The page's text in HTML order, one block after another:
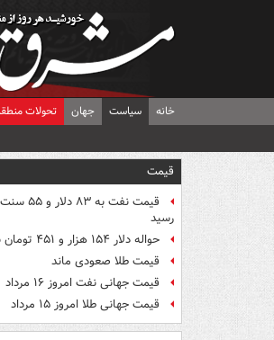
خانه سیاست جهان تحولات
قیمت
قیمت نفت
رسید
حواله دلار ۱۵۴ هزار و ۴۵۱ تومان شد
قیمت طلا صعودی ماند
قیمت جهانی نفت امروز ۱۶ مرداد
قیمت جهانی طلا امروز ۱۵ مرداد